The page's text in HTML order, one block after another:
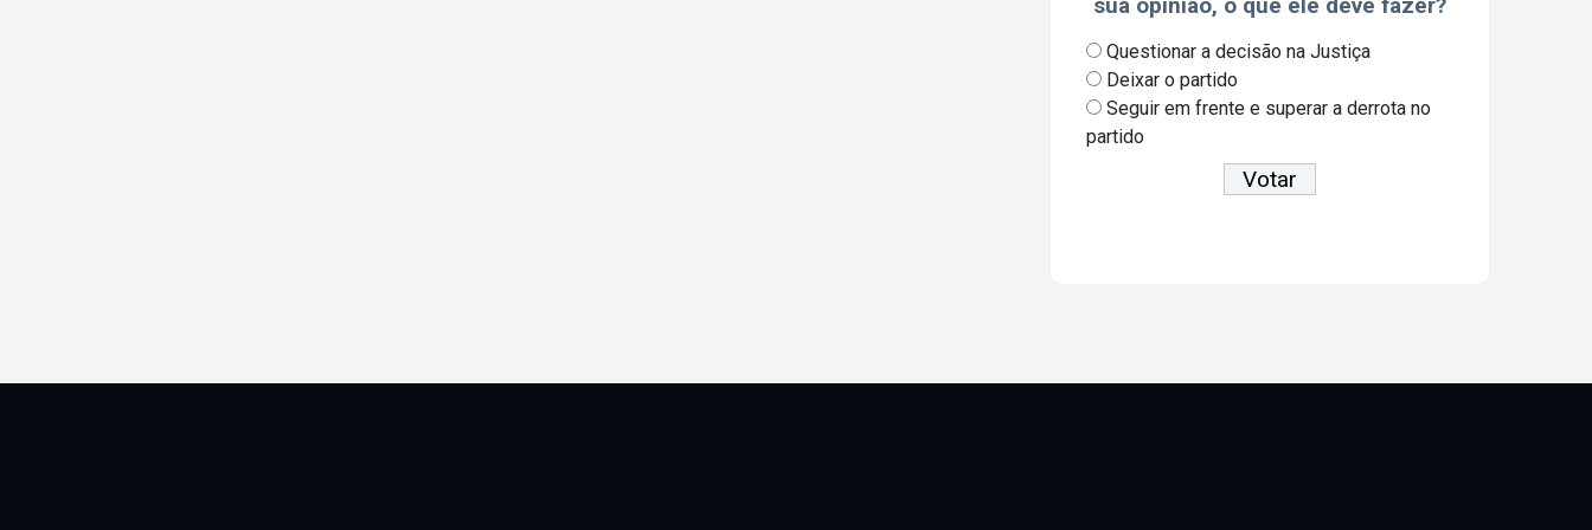
sua opinião, o que ele deve fazer?
Questionar a decisão na Justiça
Deixar o partido
Seguir em frente e superar a derrota no
partido